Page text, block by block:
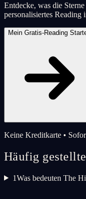
Entdecke, was die
personalisiertes Reading
Mein Gratis-Reading
Keine Kreditkarte •
Häufig
1Was bedeuten The